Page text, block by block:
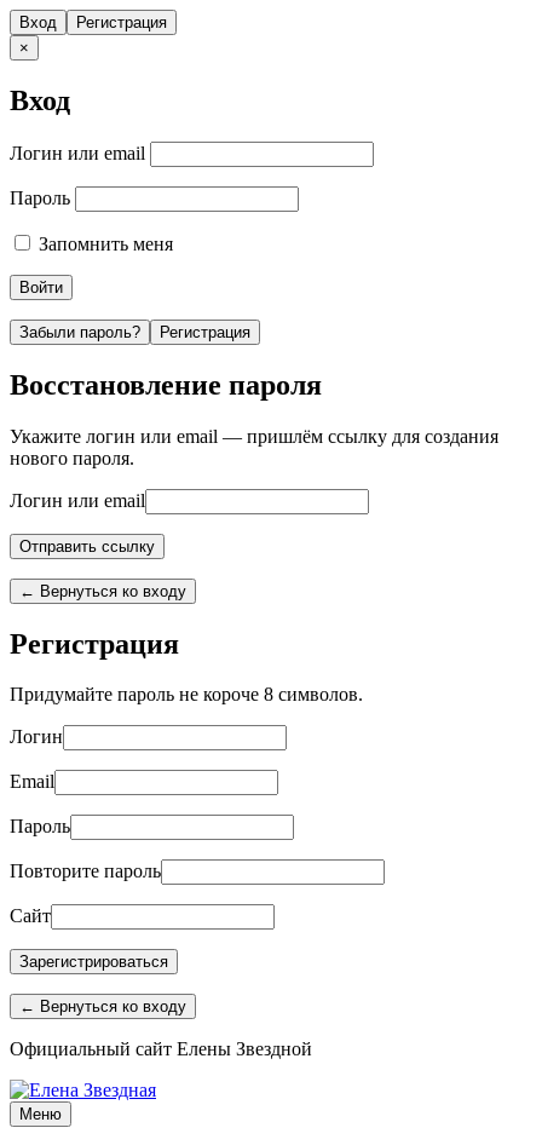
Вход
Регистрация
×
Вход
Логин или email
Пароль
Запомнить меня
Забыли пароль? Регистрация
Восстановление пароля
Укажите логин или email — пришлём ссылку для создания
нового пароля.
Логин или email
← Вернуться ко входу
Регистрация
Придумайте пароль не короче 8 символов.
Логин
Email
Пароль
Повторите пароль
Сайт
← Вернуться ко входу
к
Официальный сайт Елены Звездной
Меню